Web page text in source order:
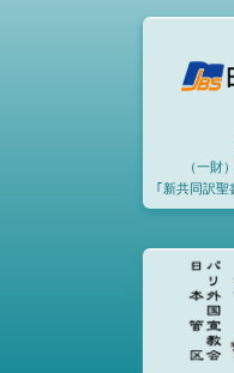
（一財
｢新共同訳聖